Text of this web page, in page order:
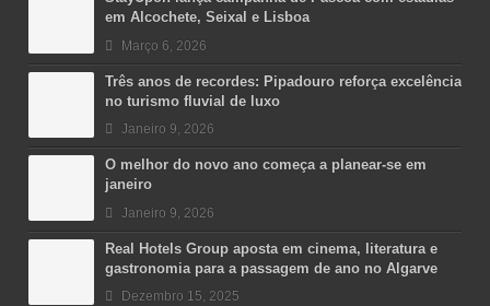
em Alcochete, Seixal e Lisboa
Março 6, 2026
Três anos de recordes: Pipadouro reforça excelência
no turismo fluvial de luxo
Janeiro 9, 2026
O melhor do novo ano começa a planear-se em
janeiro
Janeiro 9, 2026
Real Hotels Group aposta em cinema, literatura e
gastronomia para a passagem de ano no Algarve
Dezembro 15, 2025